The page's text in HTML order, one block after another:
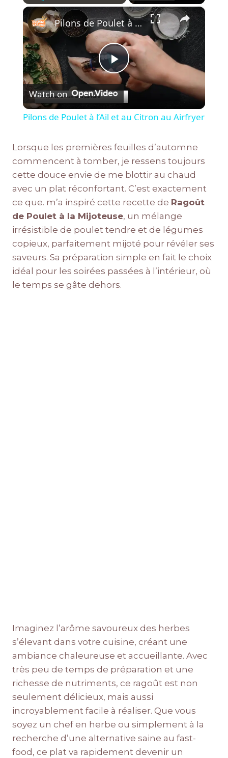
Unmute Fullscreen ×
Play
Video
Pilons de Poulet à l’Ail et au Citron au Airfryer
Watch on
Pilons de Poulet à l’Ail et au Citron au Airfryer
Lorsque les premières feuilles d’automne
commencent à tomber, je ressens toujours
cette douce envie de me blottir au chaud
avec un plat réconfortant. C’est exactement
ce que. m’a inspiré cette recette de Ragoût
de Poulet à la Mijoteuse, un mélange
irrésistible de poulet tendre et de légumes
copieux, parfaitement mijoté pour révéler ses
saveurs. Sa préparation simple en fait le choix
idéal pour les soirées passées à l’intérieur, où
le temps se gâte dehors.
Imaginez l’arôme savoureux des herbes
s’élevant dans votre cuisine, créant une
ambiance chaleureuse et accueillante. Avec
très peu de temps de préparation et une
richesse de nutriments, ce ragoût est non
seulement délicieux, mais aussi
incroyablement facile à réaliser. Que vous
soyez un chef en herbe ou simplement à la
recherche d’une alternative saine au fast-
food, ce plat va rapidement devenir un